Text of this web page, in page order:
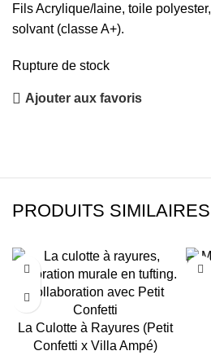
Fils Acrylique/laine, toile
solvant (classe A+).
Rupture de stock
Ajouter aux favoris
PRODUITS SIMILAIRES
La Culotte à Rayures (Petit
Confetti x Villa Ampé)